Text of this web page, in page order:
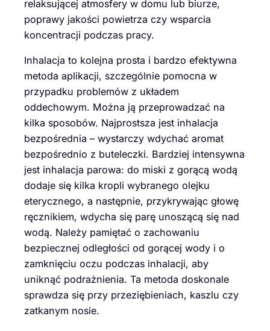
relaksującej atmosfery w domu lub biurze,
poprawy jakości powietrza czy wsparcia
koncentracji podczas pracy.
Inhalacja to kolejna prosta i bardzo efektywna
metoda aplikacji, szczególnie pomocna w
przypadku problemów z układem
oddechowym. Można ją przeprowadzać na
kilka sposobów. Najprostsza jest inhalacja
bezpośrednia – wystarczy wdychać aromat
bezpośrednio z buteleczki. Bardziej intensywna
jest inhalacja parowa: do miski z gorącą wodą
dodaje się kilka kropli wybranego olejku
eterycznego, a następnie, przykrywając głowę
ręcznikiem, wdycha się parę unoszącą się nad
wodą. Należy pamiętać o zachowaniu
bezpiecznej odległości od gorącej wody i o
zamknięciu oczu podczas inhalacji, aby
uniknąć podrażnienia. Ta metoda doskonale
sprawdza się przy przeziębieniach, kaszlu czy
zatkanym nosie.